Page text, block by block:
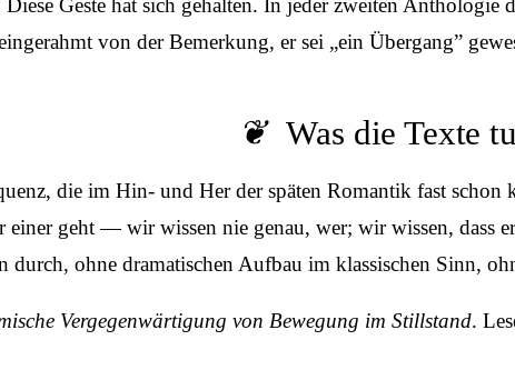
Diese Geste hat sich gehalten. In jeder zweiten
von der Bemerkung, er sei „ein Übergang”
Was die Texte
die im Hin- und Her der späten Romantik fast
einer geht — wir wissen nie genau, wer; wir wissen, dass
ohne dramatischen Aufbau im klassischen Sinn,
Vergegenwärtigung von Bewegung im Stillstand.